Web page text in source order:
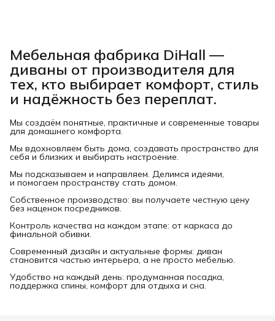
Мебельная фабрика DiHall —
диваны от производителя для
тех, кто выбирает комфорт, стиль
и надёжность без переплат.
Мы создаём понятные, практичные и современные товары
для домашнего комфорта.
Мы вдохновляем быть дома, создавать пространство для
себя и близких и выбирать настроение.
Мы подсказываем и направляем. Делимся идеями,
и помогаем пространству стать домом.
Собственное производство: вы получаете честную цену
без наценок посредников.
Контроль качества на каждом этапе: от каркаса до
финальной обивки.
Современный дизайн и актуальные формы: диван
становится частью интерьера, а не просто мебелью.
Удобство на каждый день: продуманная посадка,
поддержка спины, комфорт для отдыха и сна.